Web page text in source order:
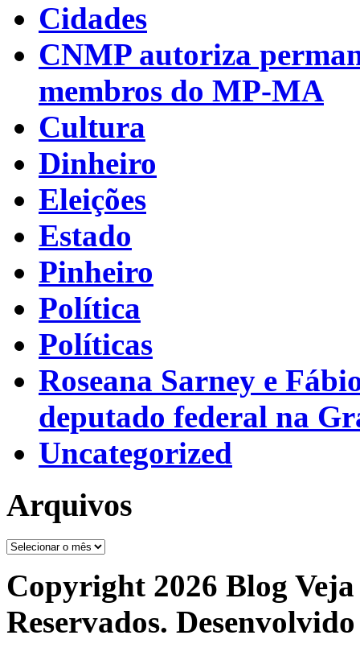
Cidades
CNMP autoriza
membros do MP-MA
Cultura
Dinheiro
Eleições
Estado
Pinheiro
Política
Políticas
Roseana Sarney e
deputado federal na
Uncategorized
Arquivos
Arquivos
Copyright 2026 Blog
Reservados.